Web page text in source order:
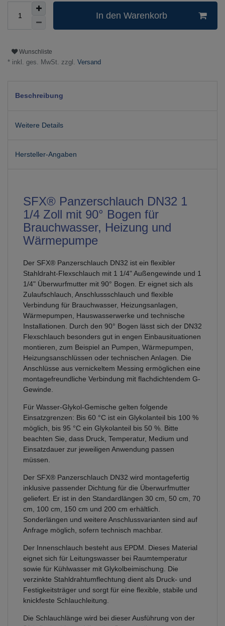
In den Warenkorb
Wunschliste
* inkl. ges. MwSt. zzgl. Versand
Beschreibung
Weitere Details
Hersteller-Angaben
SFX® Panzerschlauch DN32 1
1/4 Zoll mit 90° Bogen für
Brauchwasser, Heizung und
Wärmepumpe
Der SFX® Panzerschlauch DN32 ist ein flexibler
Stahldraht-Flexschlauch mit 1 1/4" Außengewinde und 1
1/4" Überwurfmutter mit 90° Bogen. Er eignet sich als
Zulaufschlauch, Anschlussschlauch und flexible
Verbindung für Brauchwasser, Heizungsanlagen,
Wärmepumpen, Hauswasserwerke und technische
Installationen. Durch den 90° Bogen lässt sich der DN32
Flexschlauch besonders gut in engen Einbausituationen
montieren, zum Beispiel an Pumpen, Wärmepumpen,
Heizungsanschlüssen oder technischen Anlagen. Die
Anschlüsse aus vernickeltem Messing ermöglichen eine
montagefreundliche Verbindung mit flachdichtendem G-
Gewinde.
Für Wasser-Glykol-Gemische gelten folgende
Einsatzgrenzen: Bis 60 °C ist ein Glykolanteil bis 100 %
möglich, bis 95 °C ein Glykolanteil bis 50 %. Bitte
beachten Sie, dass Druck, Temperatur, Medium und
Einsatzdauer zur jeweiligen Anwendung passen
müssen.
Der SFX® Panzerschlauch DN32 wird montagefertig
inklusive passender Dichtung für die Überwurfmutter
geliefert. Er ist in den Standardlängen 30 cm, 50 cm, 70
cm, 100 cm, 150 cm und 200 cm erhältlich.
Sonderlängen und weitere Anschlussvarianten sind auf
Anfrage möglich, sofern technisch machbar.
Der Innenschlauch besteht aus EPDM. Dieses Material
eignet sich für Leitungswasser bei Raumtemperatur
sowie für Kühlwasser mit Glykolbeimischung. Die
verzinkte Stahldrahtumflechtung dient als Druck- und
Festigkeitsträger und sorgt für eine flexible, stabile und
knickfeste Schlauchleitung.
Die Schlauchlänge wird bei dieser Ausführung von der